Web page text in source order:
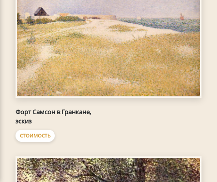
Форт Самсон в Гранкане,
эскиз
СТОИМОСТЬ